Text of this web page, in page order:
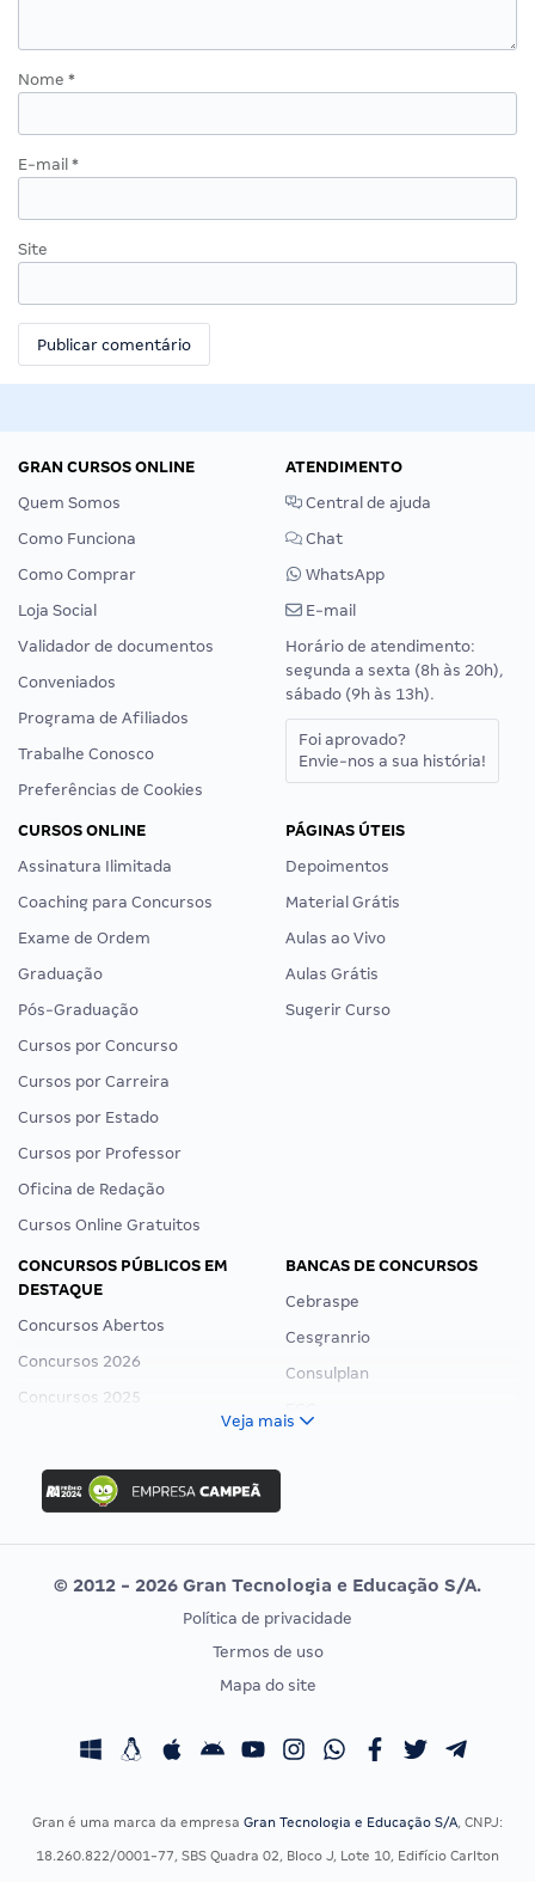
Nome *
E-mail *
Site
GRAN CURSOS ONLINE
Quem Somos
Como Funciona
Como Comprar
Loja Social
Validador de documentos
Conveniados
Programa de Afiliados
Trabalhe Conosco
Preferências de Cookies
ATENDIMENTO
Central de ajuda
Chat
WhatsApp
E-mail
Horário de atendimento:
segunda a sexta (8h às 20h),
sábado (9h às 13h).
Foi aprovado?
Envie-nos a sua história!
CURSOS ONLINE
Assinatura Ilimitada
Coaching para Concursos
Exame de Ordem
Graduação
Pós-Graduação
Cursos por Concurso
Cursos por Carreira
Cursos por Estado
Cursos por Professor
Oficina de Redação
Cursos Online Gratuitos
PÁGINAS ÚTEIS
Depoimentos
Material Grátis
Aulas ao Vivo
Aulas Grátis
Sugerir Curso
CONCURSOS PÚBLICOS EM
DESTAQUE
Concursos Abertos
Concursos 2026
Concursos 2025
Concurso Ibama
Concurso MPU
Editais publicados
BANCAS DE CONCURSOS
Cebraspe
Cesgranrio
Consulplan
Vunesp
CONCURSOS POR PROFISSÃO
Concursos Fiscais
EXAME DE ORDEM
Calendário OAB
Veja mais
© 2012 - 2026 Gran Tecnologia e Educação S/A.
Política de privacidade
Termos de uso
Mapa do site
Gran é uma marca da empresa Gran Tecnologia e Educação S/A, CNPJ:
18.260.822/0001-77, SBS Quadra 02, Bloco J, Lote 10, Edifício Carlton